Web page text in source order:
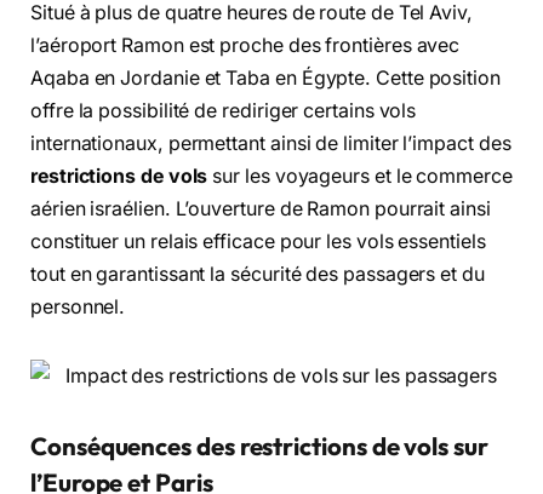
Situé à plus de quatre heures de route de Tel Aviv,
l’aéroport Ramon est proche des frontières avec
Aqaba en Jordanie et Taba en Égypte. Cette position
offre la possibilité de rediriger certains vols
internationaux, permettant ainsi de limiter l’impact des
restrictions de vols sur les voyageurs et le commerce
aérien israélien. L’ouverture de Ramon pourrait ainsi
constituer un relais efficace pour les vols essentiels
tout en garantissant la sécurité des passagers et du
personnel.
Conséquences des restrictions de vols sur
l’Europe et Paris